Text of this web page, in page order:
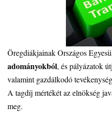
Öregdiákjainak Országos
adományokból, és pályázatok
valamint gazdálkodó
A tagdíj mértékét az elnökség
meg.